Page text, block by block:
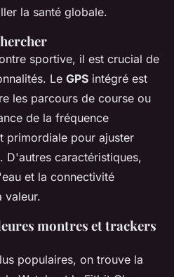
la santé globale.
sportive, il est crucial de
Le GPS intégré est
les parcours de course ou
de la fréquence
primordiale pour ajuster
D'autres caractéristiques,
et la connectivité
valeur.
montres et trackers
populaires, on trouve la